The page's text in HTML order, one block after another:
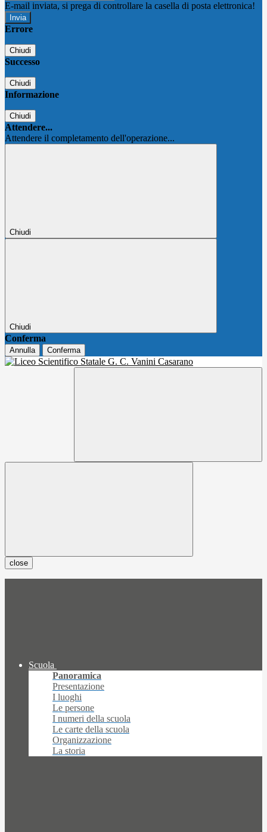
E-mail inviata, si prega di controllare la casella di posta elettronica!
Errore
Chiudi
Successo
Chiudi
Informazione
Chiudi
Attendere...
Attendere il completamento dell'operazione...
Chiudi
Chiudi
Conferma
Annulla Conferma
close
Scuola
Panoramica
Presentazione
I luoghi
Le persone
I numeri della scuola
Le carte della scuola
Organizzazione
La storia